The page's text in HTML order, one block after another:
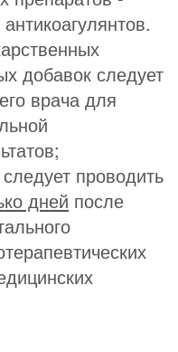
добавок следует
врача для
проводить
дней после